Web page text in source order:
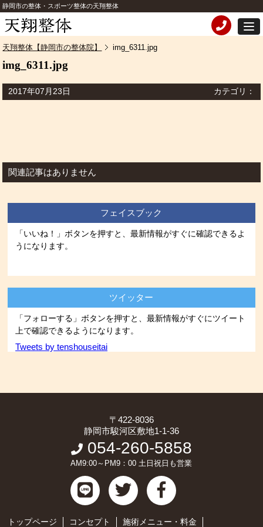
静岡市の整体・スポーツ整体の天翔整体
天翔整体【静岡市の整体院】 img_6311.jpg
img_6311.jpg
2017年07月23日 カテゴリ：
関連記事はありません
フェイスブック
「いいね！」ボタンを押すと、最新情報がすぐに確認できるよ
うになります。
ツイッター
「フォローする」ボタンを押すと、最新情報がすぐにツイート
上で確認できるようになります。
Tweets by tenshouseitai
〒422-8036
静岡市駿河区敷地1-1-36
054-260-5858
AM9:00～PM9：00 土日祝日も営業
トップページ コンセプト 施術メニュー・料金